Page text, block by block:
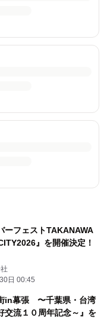
ーフェストTAKANAWA
』を開催決定！
日 00:45
in幕張 〜千葉県・台湾
流１０周年記念～』を